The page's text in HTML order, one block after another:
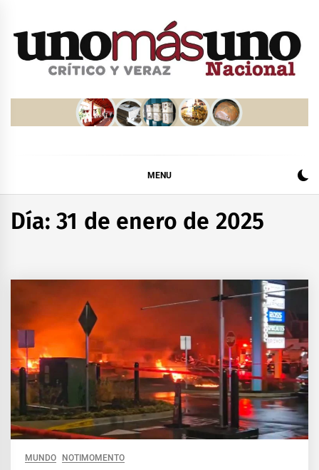
MENU
Día:31 de enero de 2025
MUNDO NOTIMOMENTO